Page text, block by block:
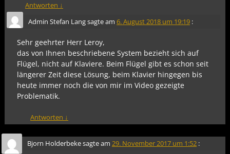
Antworten ↓
Admin Stefan Langsagte am 6. August 2018 um 19:19 :
Sehr geehrter Herr Leroy,
das von Ihnen beschriebene System bezieht sich auf
Flügel, nicht auf Klaviere. Beim Flügel gibt es schon seit
längerer Zeit diese Lösung, beim Klavier hingegen bis
heute immer noch die von mir im Video gezeigte
Problematik.
Antworten ↓
Bjorn Holderbekesagte am 29. November 2017 um 1:52 :